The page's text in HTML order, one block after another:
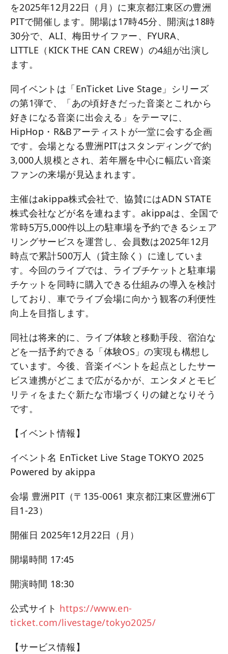
を2025年12月22日（月）に東京都江東区の豊洲
PITで開催します。開場は17時45分、開演は18時
30分で、ALI、梅田サイファー、FYURA、
LITTLE（KICK THE CAN CREW）の4組が出演し
ます。
同イベントは「EnTicket Live Stage」シリーズ
の第1弾で、「あの頃好きだった音楽とこれから
好きになる音楽に出会える」をテーマに、
HipHop・R&Bアーティストが一堂に会する企画
です。会場となる豊洲PITはスタンディングで約
3,000人規模とされ、若年層を中心に幅広い音楽
ファンの来場が見込まれます。
主催はakippa株式会社で、協賛にはADN STATE
株式会社などが名を連ねます。akippaは、全国で
常時5万5,000件以上の駐車場を予約できるシェア
リングサービスを運営し、会員数は2025年12月
時点で累計500万人（貸主除く）に達していま
す。今回のライブでは、ライブチケットと駐車場
チケットを同時に購入できる仕組みの導入を検討
しており、車でライブ会場に向かう観客の利便性
向上を目指します。
同社は将来的に、ライブ体験と移動手段、宿泊な
どを一括予約できる「体験OS」の実現も構想し
ています。今後、音楽イベントを起点としたサー
ビス連携がどこまで広がるかが、エンタメとモビ
リティをまたぐ新たな市場づくりの鍵となりそう
です。
【イベント情報】
イベント名 EnTicket Live Stage TOKYO 2025
Powered by akippa
会場 豊洲PIT（〒135-0061 東京都江東区豊洲6丁
目1-23）
開催日 2025年12月22日（月）
開場時間 17:45
開演時間 18:30
公式サイト https://www.en-
ticket.com/livestage/tokyo2025/
【サービス情報】